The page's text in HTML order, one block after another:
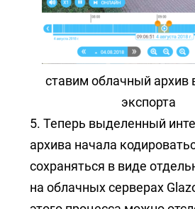
ставим облачный архив
экспорта
5. Теперь выделенный
архива начала
сохраняться в виде
на облачных серверах